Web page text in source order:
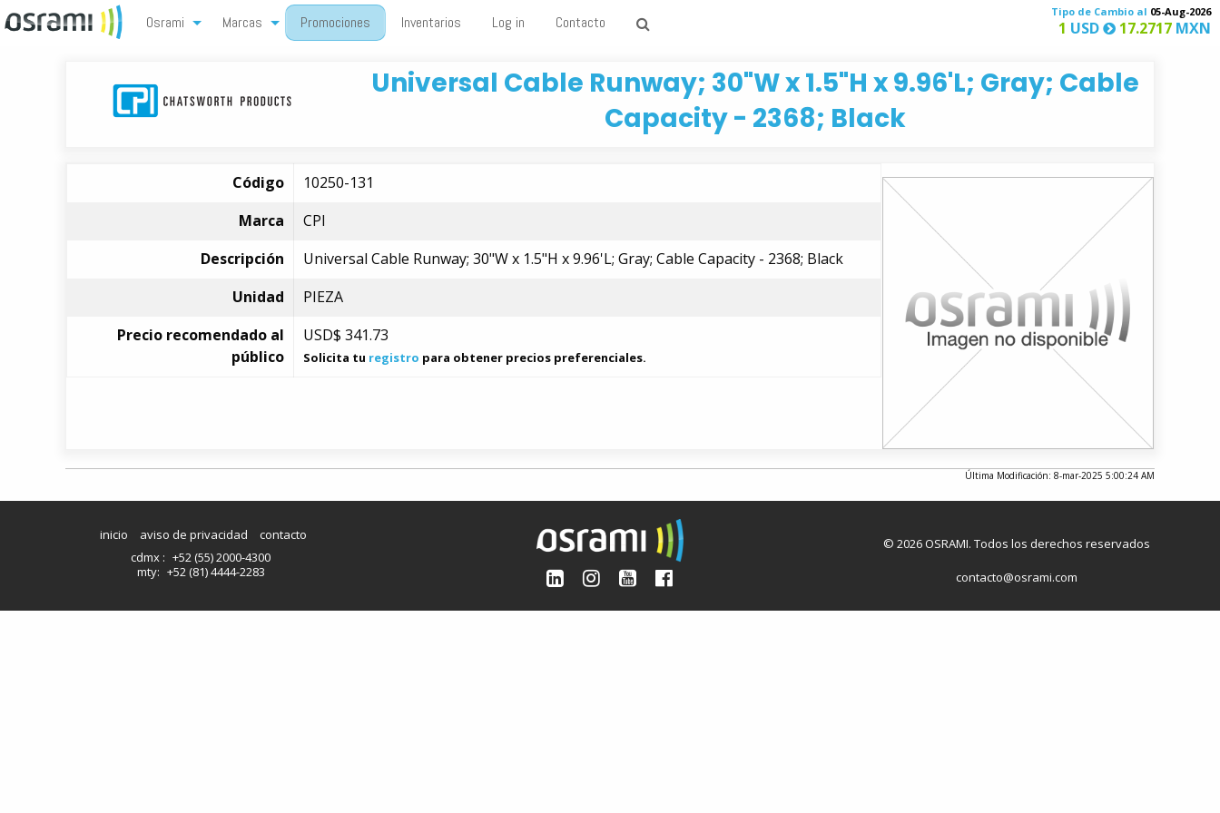
Osrami Marcas Promociones Inventarios Log in Contacto
Tipo de Cambio al 05-Aug-2026
1 USD 17.2717 MXN
Universal Cable Runway; 30"W x 1.5"H x 9.96'L; Gray; Cable
Capacity - 2368; Black
Código
10250-131
Marca
CPI
Descripción
Universal Cable Runway; 30"W x 1.5"H x 9.96'L; Gray; Cable Capacity - 2368; Black
Unidad
PIEZA
Precio recomendado al
público
USD$ 341.73
Solicita tu registro para obtener precios preferenciales.
Última Modificación: 8-mar-2025 5:00:24 AM
inicio aviso de privacidad
contacto
cdmx : +52 (55) 2000-4300
mty: +52 (81) 4444-2283
© 2026 OSRAMI. Todos los derechos reservados
contacto@osrami.com